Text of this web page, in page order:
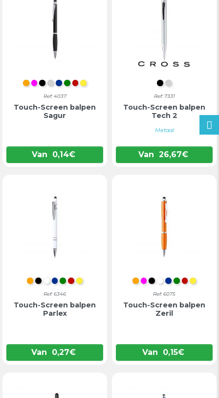
ORANJE
FUCHSIA
ZWART
ZILVER
BLAUW
GROEN
ROOD
GEEL
Ref: 4037
Touch-Screen balpen
Sagur
Van 0,14€
ZWART
ZILVER
Ref: 7331
Touch-Screen balpen
Tech 2
Metaal
Van 26,67€
ORANJE
ZWART
WITBLAUW
GROEN
ROOD
GEEL
Ref: 6346
Touch-Screen balpen
Parlex
Van 0,27€
ORANJE
FUCHSIA
ZWART
WITBLAUW
GROEN
ROOD
GEEL
Ref: 6075
Touch-Screen balpen
Zeril
Van 0,15€